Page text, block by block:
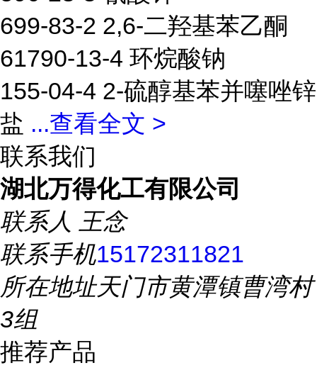
699-83-2 2,6-二羟基苯乙酮
61790-13-4 环烷酸钠
155-04-4 2-硫醇基苯并噻唑锌
盐 ...查看全文 >
联系我们
湖北万得化工有限公司
联系人 王念
联系手机15172311821
所在地址天门市黄潭镇曹湾村
3组
推荐产品